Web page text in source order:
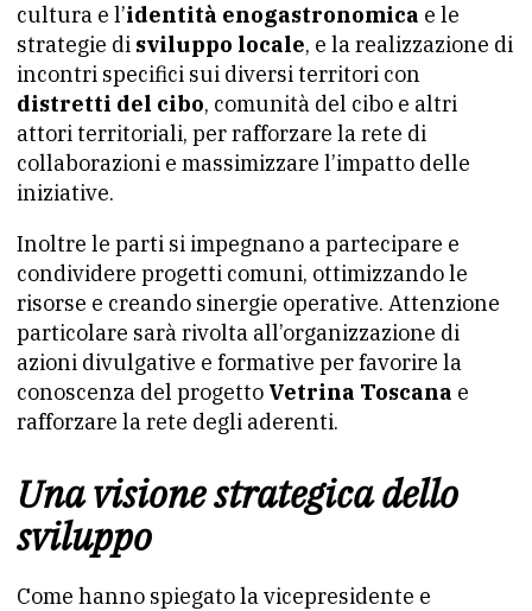
cultura e l’identità enogastronomica e le
strategie di sviluppo locale, e la realizzazione di
incontri specifici sui diversi territori con
distretti del cibo, comunità del cibo e altri
attori territoriali, per rafforzare la rete di
collaborazioni e massimizzare l’impatto delle
iniziative.
Inoltre le parti si impegnano a partecipare e
condividere progetti comuni, ottimizzando le
risorse e creando sinergie operative. Attenzione
particolare sarà rivolta all’organizzazione di
azioni divulgative e formative per favorire la
conoscenza del progetto Vetrina Toscana e
rafforzare la rete degli aderenti.
Una visione strategica dello
sviluppo
Come hanno spiegato la vicepresidente e